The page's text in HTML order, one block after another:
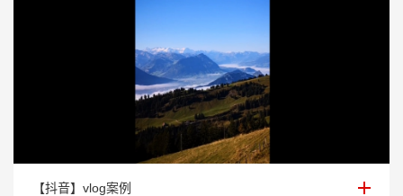
【抖音】vlog案例
【抖音】vlog案例